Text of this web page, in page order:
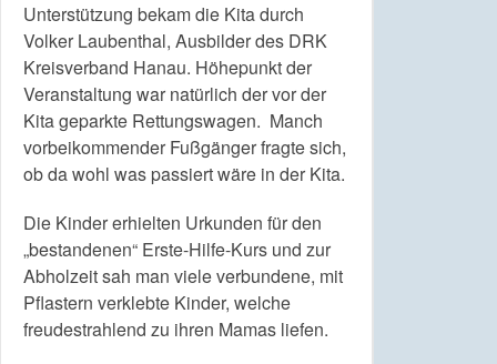
Unterstützung bekam die Kita durch
Volker Laubenthal, Ausbilder des DRK
Kreisverband Hanau. Höhepunkt der
Veranstaltung war natürlich der vor der
Kita geparkte Rettungswagen. Manch
vorbeikommender Fußgänger fragte sich,
ob da wohl was passiert wäre in der Kita.
Die Kinder erhielten Urkunden für den
„bestandenen“ Erste-Hilfe-Kurs und zur
Abholzeit sah man viele verbundene, mit
Pflastern verklebte Kinder, welche
freudestrahlend zu ihren Mamas liefen.